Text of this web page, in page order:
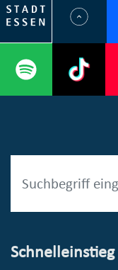
Schnelleinstieg